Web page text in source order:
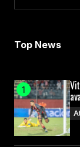
Top News